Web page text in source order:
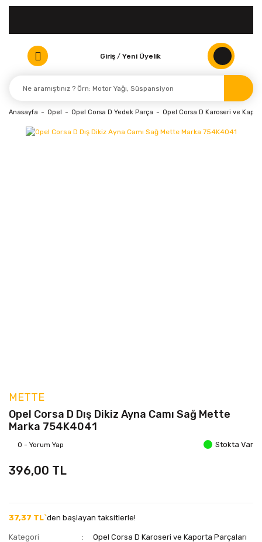
Giriş / Yeni Üyelik
Anasayfa Opel Opel Corsa D Yedek Parça Opel Corsa D Karoseri ve
METTE
Opel Corsa D Dış Dikiz Ayna Camı Sağ Mette
Marka 754K4041
0 - Yorum Yap Stokta Var
396,00 TL
37,37 TL`den başlayan taksitlerle!
Kategori
Opel Corsa D Karoseri ve Kaporta Parçaları